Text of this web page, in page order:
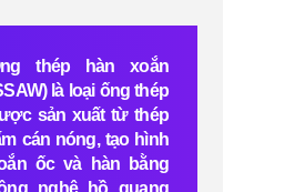
thép hàn xoắn
là loại ống thép
sản xuất từ thép
cán nóng, tạo hình
ốc và hàn bằng
nghệ hồ quang